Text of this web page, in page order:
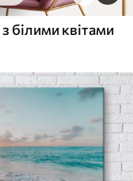
білими квітами